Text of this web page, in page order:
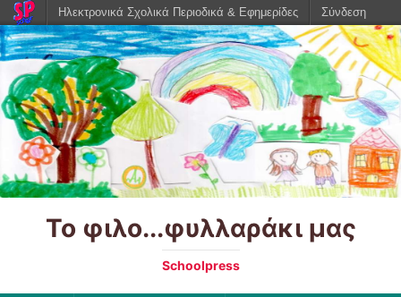
Το φιλο...φυλλαράκι μας
Schoolpress
Ηλεκτρονικά Σχολικά Περιοδικά & Εφημερίδες Σύνδεση